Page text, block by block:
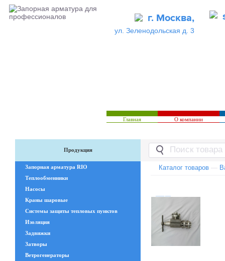
г. Москва,
ул. Зеленодольская д. 3
Главная О компании
Продукция
Запорная арматура RIO
Теплообменники
Насосы
Краны шаровые
Системы защиты тепловых пунктов
Изоляция
Задвижки
Затворы
Ветрогенераторы
Каталог товаров —